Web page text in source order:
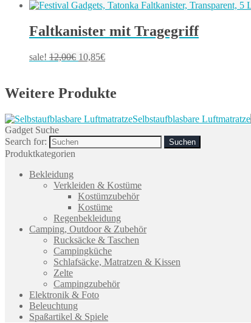
Faltkanister mit Tragegriff
sale! 12,00€ 10,85€
Weitere Produkte
Selbstaufblasbare Luftmatratze
Gadget Suche
Search for:
Produktkategorien
Bekleidung
Verkleiden & Kostüme
Kostümzubehör
Kostüme
Regenbekleidung
Camping, Outdoor & Zubehör
Rucksäcke & Taschen
Campingküche
Schlafsäcke, Matratzen & Kissen
Zelte
Campingzubehör
Elektronik & Foto
Beleuchtung
Spaßartikel & Spiele